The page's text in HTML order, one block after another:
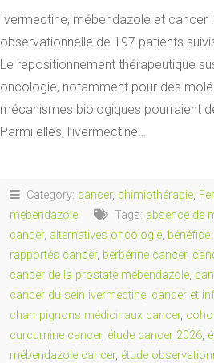
Ivermectine, mébendazole et cancer
observationnelle de 197 patients
Le repositionnement thérapeutique
oncologie, notamment pour des
mécanismes biologiques pourraient
Parmi elles, l’ivermectine…
Category: cancer, chimiothérapie,
mebendazole
Tags: absence de
cancer, alternatives oncologie, bénéfice
rapportés cancer, berbérine cancer,
cancer de la prostate mébendazole,
cancer du sein ivermectine, cancer et
champignons médicinaux cancer,
curcumine cancer, étude cancer 2026,
mébendazole cancer, étude